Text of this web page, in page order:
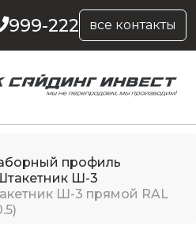
999-222 все контакты
профиль
Ш-3
Ш-3 прямой RAL